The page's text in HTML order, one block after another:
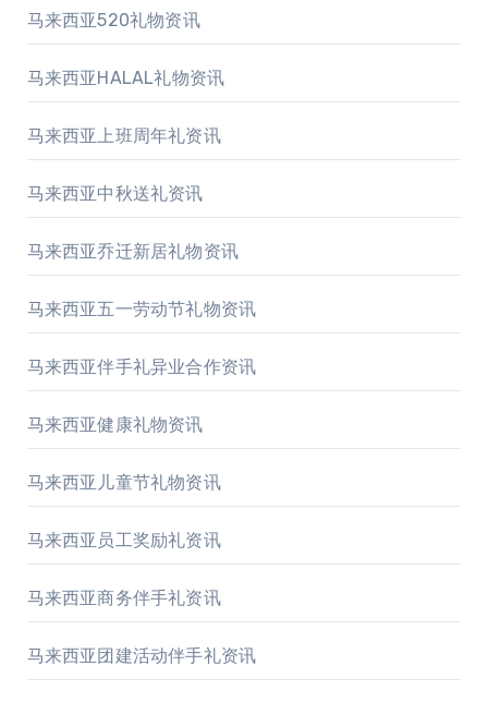
马来西亚520礼物资讯
马来西亚HALAL礼物资讯
马来西亚上班周年礼资讯
马来西亚中秋送礼资讯
马来西亚乔迁新居礼物资讯
马来西亚五一劳动节礼物资讯
马来西亚伴手礼异业合作资讯
马来西亚健康礼物资讯
马来西亚儿童节礼物资讯
马来西亚员工奖励礼资讯
马来西亚商务伴手礼资讯
马来西亚团建活动伴手礼资讯